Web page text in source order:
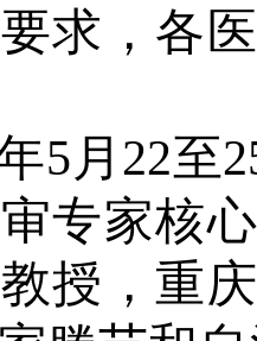
求，各
5月22至
专家核
授，重